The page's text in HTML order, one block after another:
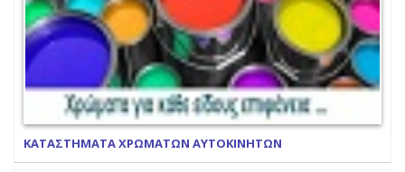
ΚΑΤΑΣΤΗΜΑΤΑ ΧΡΩΜΑΤΩΝ ΑΥΤΟΚΙΝΗΤΩΝ